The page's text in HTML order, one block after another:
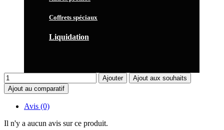
Coffrets spéciaux
Liquidation
Ajouter
Ajout aux souhaits
Ajout au comparatif
Avis (0)
Il n'y a aucun avis sur ce produit.